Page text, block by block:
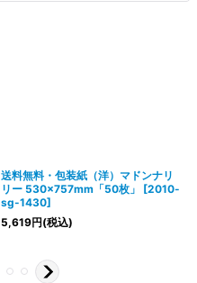
送料無料・包装紙（洋）マドンナリ
リー 530×757mm「50枚」
[2010-
sg-1430]
5,619円(税込)